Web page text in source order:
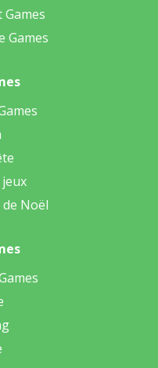
Games
Games
Noël